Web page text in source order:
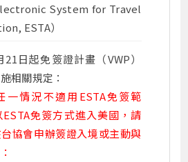
System for Travel
ESTA）
21日起免簽證計畫（VWP）
相關規定：
一情況不適用ESTA免簽範
免簽方式進入美國，請
協會申辦簽證入境或主動與